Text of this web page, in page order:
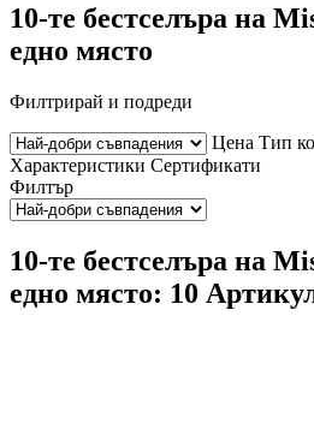
10-те бестселъра на
едно място
Филтрирай и подреди
Цена Тип
Характеристики Сертификати
Филтър
10-те бестселъра на
едно място: 10